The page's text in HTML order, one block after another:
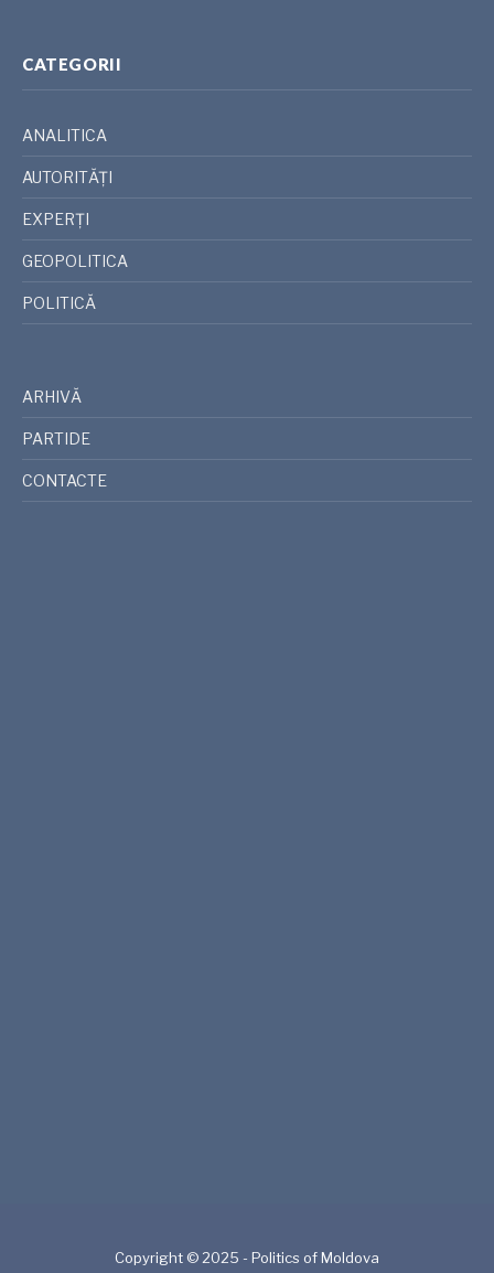
CATEGORII
ANALITICA
AUTORITĂȚI
EXPERȚI
GEOPOLITICA
POLITICĂ
ARHIVĂ
PARTIDE
CONTACTE
Copyright © 2025 - Politics of Moldova